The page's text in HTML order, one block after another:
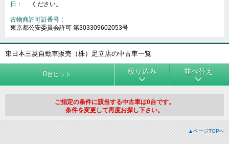
日：
ください。
古物商許可証番号：
東京都公安委員会許可 第303309602053号
東日本三菱自動車販売（株）足立店の中古車一覧
0台ヒット 絞り込み 並べ替え
ご指定の条件に該当する中古車は0台です。
条件を変更して再度お探し下さい。
▲ページTOPへ